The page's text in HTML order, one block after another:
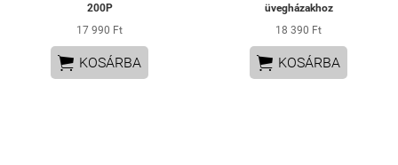
200P
17 990 Ft
 KOSÁRBA
üvegházakhoz
18 390 Ft
 KOSÁRBA